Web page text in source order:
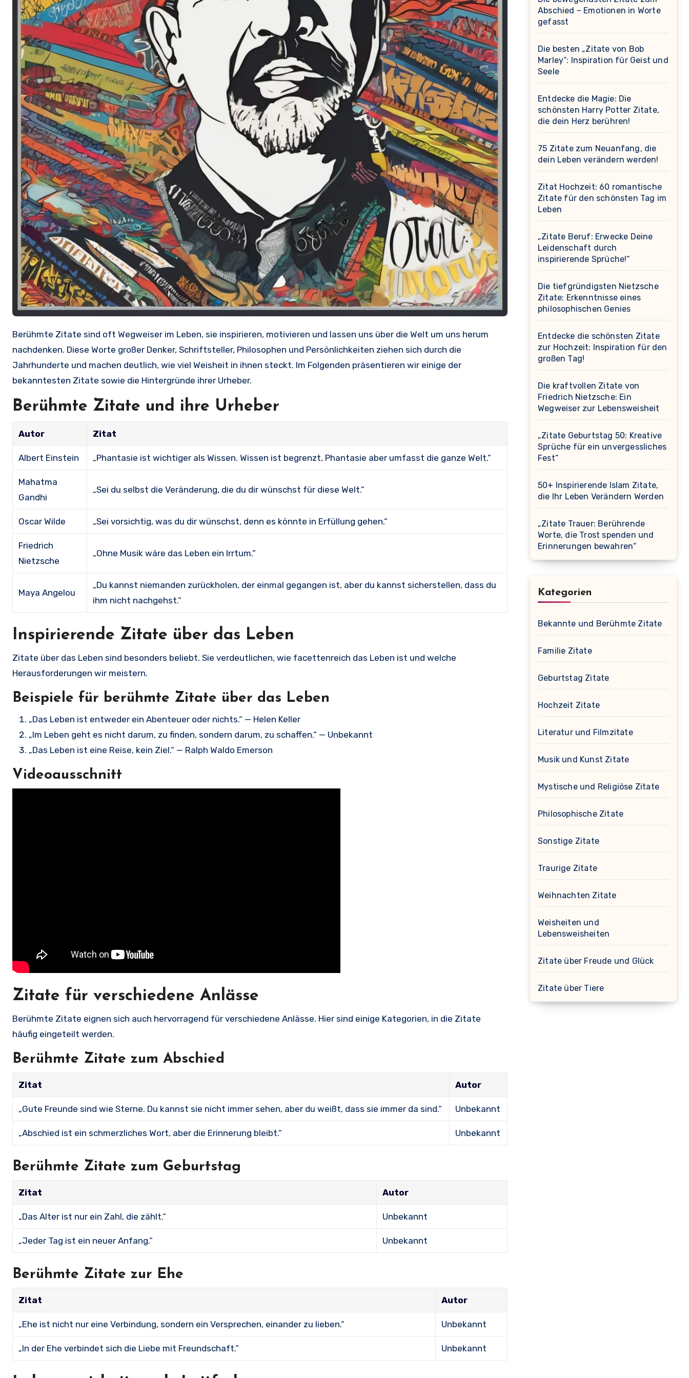
Berühmte Zitate sind oft Wegweiser im Leben, sie inspirieren, motivieren und lassen uns über die Welt um uns herum
nachdenken. Diese Worte großer Denker, Schriftsteller, Philosophen und Persönlichkeiten ziehen sich durch die
Jahrhunderte und machen deutlich, wie viel Weisheit in ihnen steckt. Im Folgenden präsentieren wir einige der
bekanntesten Zitate sowie die Hintergründe ihrer Urheber.
Berühmte Zitate und ihre Urheber
Autor Zitat
Albert Einstein „Phantasie ist wichtiger als Wissen. Wissen ist begrenzt, Phantasie aber umfasst die ganze Welt.“
Mahatma
Gandhi
„Sei du selbst die Veränderung, die du dir wünschst für diese Welt.“
Oscar Wilde „Sei vorsichtig, was du dir wünschst, denn es könnte in Erfüllung gehen.“
Friedrich
Nietzsche
„Ohne Musik wäre das Leben ein Irrtum.“
Maya Angelou
„Du kannst niemanden zurückholen, der einmal gegangen ist, aber du kannst sicherstellen, dass du
ihm nicht nachgehst.“
Inspirierende Zitate über das Leben
Zitate über das Leben sind besonders beliebt. Sie verdeutlichen, wie facettenreich das Leben ist und welche
Herausforderungen wir meistern.
Beispiele für berühmte Zitate über das Leben
„Das Leben ist entweder ein Abenteuer oder nichts.“ — Helen Keller
„Im Leben geht es nicht darum, zu finden, sondern darum, zu schaffen.“ — Unbekannt
„Das Leben ist eine Reise, kein Ziel.“ — Ralph Waldo Emerson
Videoausschnitt
Zitate für verschiedene Anlässe
Berühmte Zitate eignen sich auch hervorragend für verschiedene Anlässe. Hier sind einige Kategorien, in die Zitate
häufig eingeteilt werden.
Berühmte Zitate zum Abschied
Zitat Autor
„Gute Freunde sind wie Sterne. Du kannst sie nicht immer sehen, aber du weißt, dass sie immer da sind.“ Unbekannt
„Abschied ist ein schmerzliches Wort, aber die Erinnerung bleibt.“ Unbekannt
Berühmte Zitate zum Geburtstag
Zitat Autor
„Das Alter ist nur ein Zahl, die zählt.“ Unbekannt
„Jeder Tag ist ein neuer Anfang.“ Unbekannt
Berühmte Zitate zur Ehe
Zitat Autor
„Ehe ist nicht nur eine Verbindung, sondern ein Versprechen, einander zu lieben.“ Unbekannt
„In der Ehe verbindet sich die Liebe mit Freundschaft.“ Unbekannt
Abschied – Emotionen in Worte
gefasst
Die besten „Zitate von Bob
Marley“: Inspiration für Geist und
Seele
Entdecke die Magie: Die
schönsten Harry Potter Zitate,
die dein Herz berühren!
75 Zitate zum Neuanfang, die
dein Leben verändern werden!
Zitat Hochzeit: 60 romantische
Zitate für den schönsten Tag im
Leben
„Zitate Beruf: Erwecke Deine
Leidenschaft durch
inspirierende Sprüche!“
Die tiefgründigsten Nietzsche
Zitate: Erkenntnisse eines
philosophischen Genies
Entdecke die schönsten Zitate
zur Hochzeit: Inspiration für den
großen Tag!
Die kraftvollen Zitate von
Friedrich Nietzsche: Ein
Wegweiser zur Lebensweisheit
„Zitate Geburtstag 50: Kreative
Sprüche für ein unvergessliches
Fest“
50+ Inspirierende Islam Zitate,
die Ihr Leben Verändern Werden
„Zitate Trauer: Berührende
Worte, die Trost spenden und
Erinnerungen bewahren“
Kategorien
Bekannte und Berühmte Zitate
Familie Zitate
Geburtstag Zitate
Hochzeit Zitate
Literatur und Filmzitate
Musik und Kunst Zitate
Mystische und Religiöse Zitate
Philosophische Zitate
Sonstige Zitate
Traurige Zitate
Weihnachten Zitate
Weisheiten und
Lebensweisheiten
Zitate über Freude und Glück
Zitate über Tiere